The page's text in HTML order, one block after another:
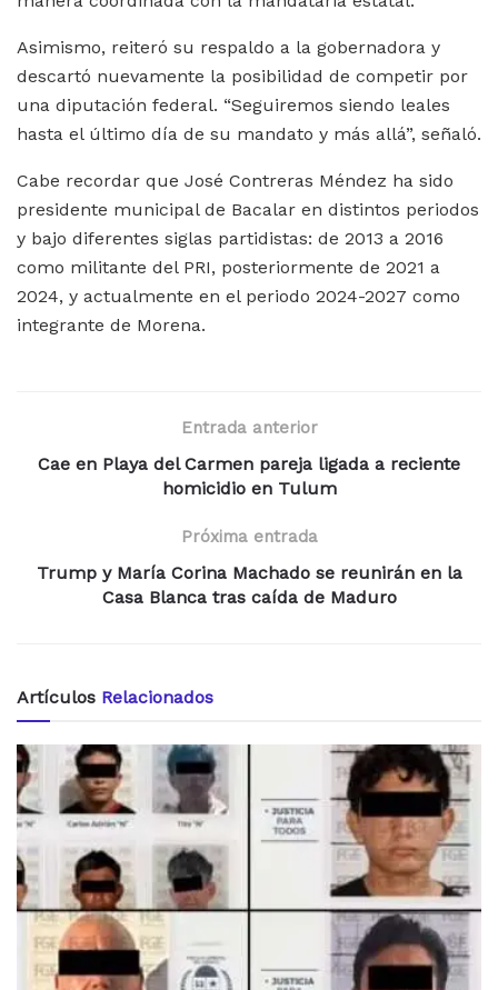
Asimismo, reiteró su respaldo a la gobernadora y
descartó nuevamente la posibilidad de competir por
una diputación federal. “Seguiremos siendo leales
hasta el último día de su mandato y más allá”, señaló.
Cabe recordar que José Contreras Méndez ha sido
presidente municipal de Bacalar en distintos periodos
y bajo diferentes siglas partidistas: de 2013 a 2016
como militante del PRI, posteriormente de 2021 a
2024, y actualmente en el periodo 2024-2027 como
integrante de Morena.
Entrada anterior
Cae en Playa del Carmen pareja ligada a reciente
homicidio en Tulum
Próxima entrada
Trump y María Corina Machado se reunirán en la
Casa Blanca tras caída de Maduro
Artículos Relacionados